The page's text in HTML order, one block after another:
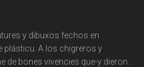
y dibuxos fechos en
plásticu. A los chigreros y
de bones vivencies que-y dieron.